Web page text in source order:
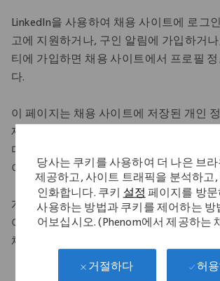
당사는 쿠키를 사용하여 더 나은 브
제공하고, 사이트 트래픽을 분석하고,
인화합니다. 쿠키설정페이지를 방문
사용하는 방법과 쿠키를 제어하는 방
어보십시오. (Phenom에서 제공하는
거절하다 허
LinkedIn을 사용하여 채용 사이트에 로그
고에 지원하거나, 구인 알림에 가입하거
티에 가입하면 채용 사이트에서 프로필
다.
이 페이지는 채용 사이트에 저장된 개인
제하기 위한 요청을 제출할 수 있는 메커
다. 이 요청을 제출하려면 이메일과 이메
야 합니다. 모든 요청은 30일 이내에 검토
개인 정보 삭제를 요청하면 모든 활성 구
여 채용 사이트에서 전체 프로필 정보가
채용 사이트에서 구독한 모든 정보도 삭제